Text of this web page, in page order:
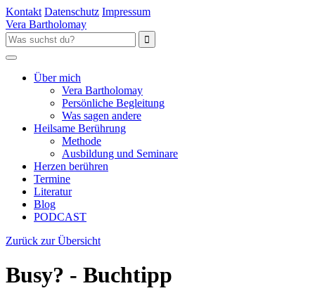
Kontakt Datenschutz Impressum
Vera Bartholomay
Über mich
Vera Bartholomay
Persönliche Begleitung
Was sagen andere
Heilsame Berührung
Methode
Ausbildung und Seminare
Herzen berühren
Termine
Literatur
Blog
PODCAST
Zurück zur Übersicht
Busy? - Buchtipp